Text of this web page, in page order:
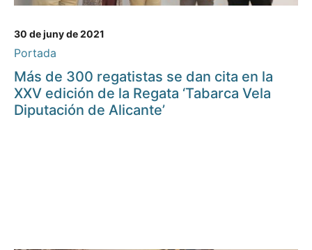
30 de juny de 2021
Portada
Más de 300 regatistas se dan cita en la
XXV edición de la Regata ‘Tabarca Vela
Diputación de Alicante’